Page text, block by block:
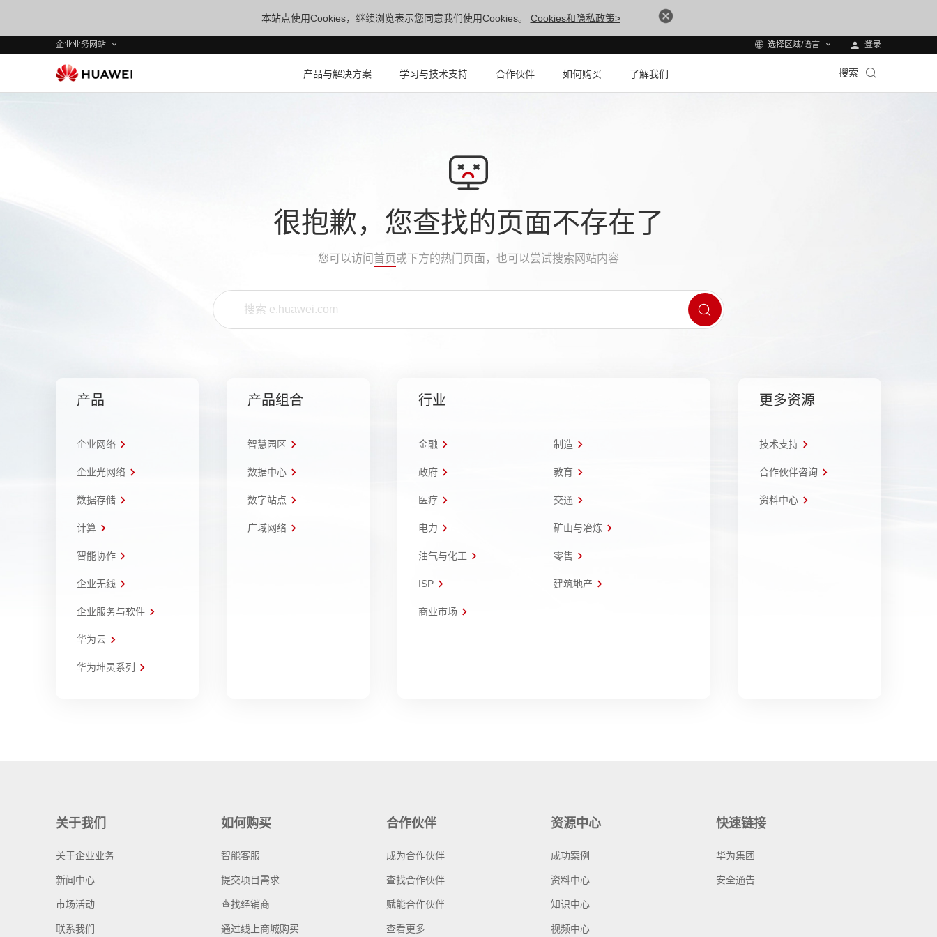
本站点使用Cookies，继续浏览表示您同意我们使用Cookies。 Cookies和隐私政策>
企业业务网站 选择区域/语言 登录
产品与解决方案 学习与技术支持 合作伙伴 如何购买 了解我们 搜索
很抱歉，您查找的页面不存在了
您可以访问 首页或下方的热门页面，也可以尝试搜索网站内容
产品
企业网络
企业光网络
数据存储
计算
智能协作
企业无线
企业服务与软件
华为云
华为坤灵系列
产品组合
智慧园区
数据中心
数字站点
广域网络
行业
金融 制造
政府 教育
医疗 交通
电力 矿山与冶炼
油气与化工 零售
ISP 建筑地产
商业市场
更多资源
技术支持
合作伙伴咨询
资料中心
关于我们
关于企业业务
新闻中心
市场活动
联系我们
如何购买
智能客服
提交项目需求
查找经销商
通过线上商城购买
合作伙伴
成为合作伙伴
查找合作伙伴
赋能合作伙伴
查看更多
资源中心
成功案例
资料中心
知识中心
视频中心
快速链接
华为集团
安全通告